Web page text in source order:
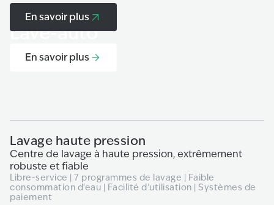
En savoir plus
Lave-auto
En savoir plus
Lavage haute pression
Centre de lavage à haute pression, extrêmement
robuste et fiable
Libre-service | 7 programmes de lavage | Faible
consommation d'eau | Facilité d'utilisation | Systèmes de
paiement